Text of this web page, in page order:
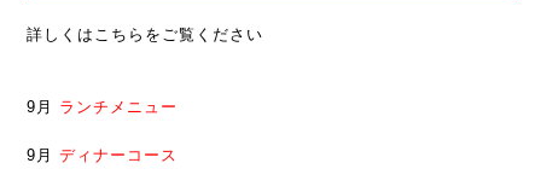
詳しくはこちらをご覧ください
9月 ランチメニュー
9月 ディナーコース